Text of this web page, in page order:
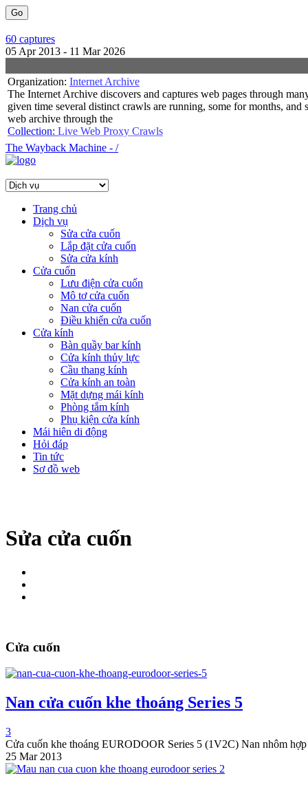
60 captures
05 Apr 2013 - 11 Mar 2026
Organization: Internet Archive
The Internet Archive discovers and captures web pages through
given time several distinct crawls are running, some for months,
web archive through the
Collection: Live Web Proxy Crawls
Content crawled via the
The Wayback Machine - /
Trang chủ
Dịch vụ
Sửa cửa cuốn
Lắp đặt cửa cuốn
Sửa cửa kính
Cửa cuốn
Lưu điện cửa cuốn
Mô tơ cửa cuốn
Nan cửa cuốn
Điều khiển cửa cuốn
Cửa kính
Bàn quầy bar kính
Cửa kính thủy lực
Cầu thang kính
Cửa kính an toàn
Mặt dựng mái kính
Phòng tắm kính
Phụ kiện cửa kính
Mái hiên di động
Hỏi đáp
Tin tức
Sơ đồ web
Sửa cửa cuốn
Cửa cuốn
Nan cửa cuốn khe thoáng Series 5
3
Cửa cuốn khe thoáng EURODOOR Series 5 (1V2C) Nan nhôm
25 Mar 2013